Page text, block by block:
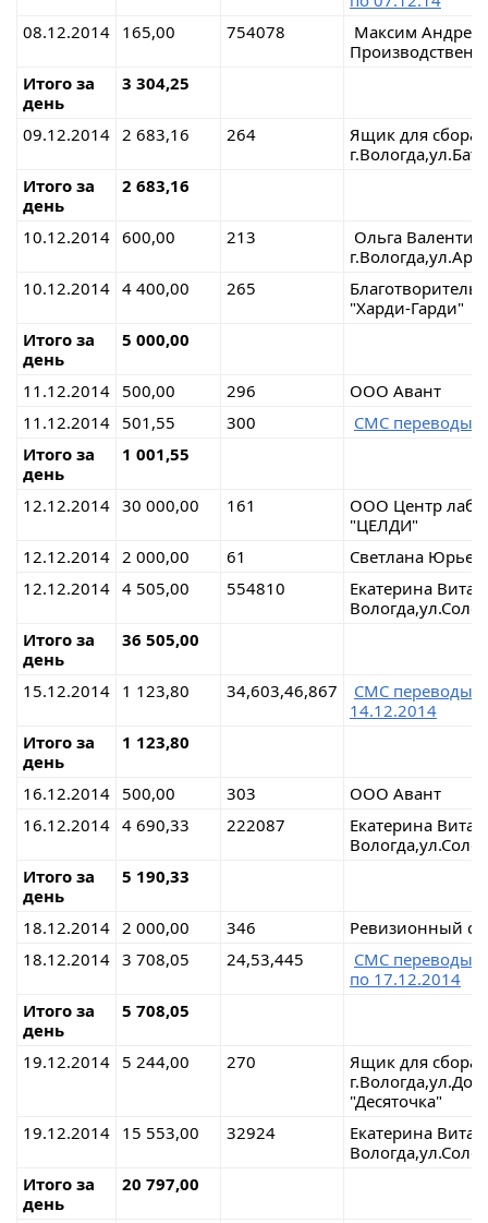
08.12.2014
165,00 754078
Максим
Итого за
день
3 304,25
09.12.2014 2 683,16 264
Ящик для сбора
Итого за
день
2 683,16
10.12.2014 600,00 213
Ольга
10.12.2014 4 400,00 265
"Харди-Гарди"
Итого за
день
5 000,00
11.12.2014 500,00 296
ООО Авант
11.12.2014
501,55 300
СМС
Итого за
день
1 001,55
12.12.2014 30 000,00 161
ООО Центр
"ЦЕЛДИ"
12.12.2014 2 000,00 61
Светлана
12.12.2014 4 505,00 554810
Екатерина
Итого за
день
36 505,00
15.12.2014 1 123,80 34,603,46,867
СМС
14.12.2014
Итого за
день
1 123,80
16.12.2014 500,00 303
ООО Авант
16.12.2014 4 690,33 222087
Екатерина
Итого за
день
5 190,33
18.12.2014 2 000,00 346
Ревизионный
18.12.2014 3 708,05 24,53,445
СМС
по 17.12.2014
Итого за
день
5 708,05
19.12.2014 5 244,00 270
Ящик для сбора
"Десяточка"
19.12.2014
15 553,00 32924
Екатерина
Итого за
день
20 797,00